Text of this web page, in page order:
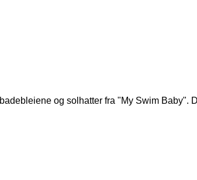
og solhatter fra "My Swim Baby".